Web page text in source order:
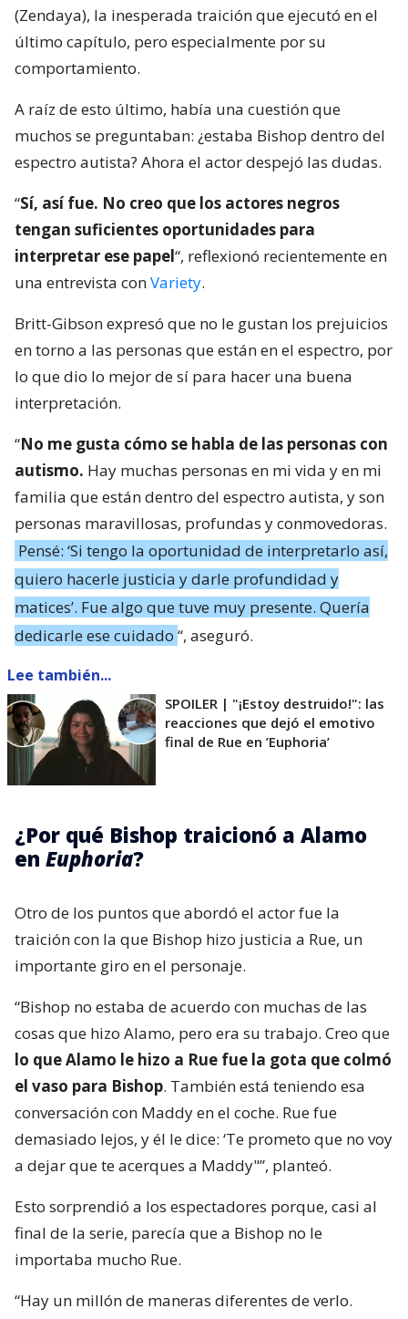
(Zendaya), la inesperada traición que ejecutó en el
último capítulo, pero especialmente por su
comportamiento.
A raíz de esto último, había una cuestión que
muchos se preguntaban: ¿estaba Bishop dentro del
espectro autista? Ahora el actor despejó las dudas.
“Sí, así fue. No creo que los actores negros
tengan suficientes oportunidades para
interpretar ese papel“, reflexionó recientemente en
una entrevista conVariety.
Britt-Gibson expresó que no le gustan los prejuicios
en torno a las personas que están en el espectro, por
lo que dio lo mejor de sí para hacer una buena
interpretación.
“No me gusta cómo se habla de las personas con
autismo. Hay muchas personas en mi vida y en mi
familia que están dentro del espectro autista, y son
personas maravillosas, profundas y conmovedoras.
Pensé: ‘Si tengo la oportunidad de interpretarlo así,
quiero hacerle justicia y darle profundidad y
matices’. Fue algo que tuve muy presente. Quería
dedicarle ese cuidado “, aseguró.
Lee también...
SPOILER | "¡Estoy destruido!": las
reacciones que dejó el emotivo
final de Rue en ’Euphoria’
¿Por qué Bishop traicionó a Alamo
en Euphoria?
Otro de los puntos que abordó el actor fue la
traición con la que Bishop hizo justicia a Rue, un
importante giro en el personaje.
“Bishop no estaba de acuerdo con muchas de las
cosas que hizo Alamo, pero era su trabajo. Creo que
lo que Alamo le hizo a Rue fue la gota que colmó
el vaso para Bishop. También está teniendo esa
conversación con Maddy en el coche. Rue fue
demasiado lejos, y él le dice: ‘Te prometo que no voy
a dejar que te acerques a Maddy"”, planteó.
Esto sorprendió a los espectadores porque, casi al
final de la serie, parecía que a Bishop no le
importaba mucho Rue.
“Hay un millón de maneras diferentes de verlo.